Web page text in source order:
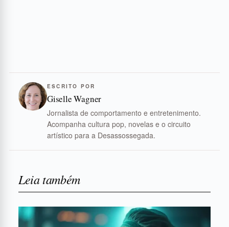
ESCRITO POR
Giselle Wagner
Jornalista de comportamento e entretenimento.
Acompanha cultura pop, novelas e o circuito
artístico para a Desassossegada.
Leia também